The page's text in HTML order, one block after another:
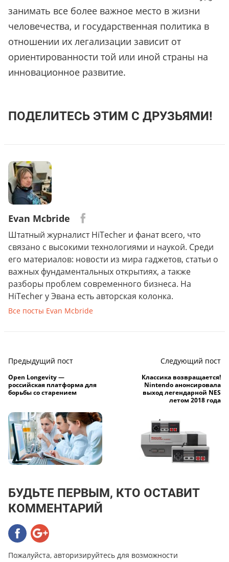
занимать все более важное место в жизни
человечества, и государственная политика в
отношении их легализации зависит от
ориентированности той или иной страны на
инновационное развитие.
ПОДЕЛИТЕСЬ ЭТИМ С ДРУЗЬЯМИ!
Evan Mcbride
Штатный журналист HiTecher и фанат всего, что
связано с высокими технологиями и наукой. Среди
его материалов: новости из мира гаджетов, статьи о
важных фундаментальных открытиях, а также
разборы проблем современного бизнеса. На
HiTecher у Эвана есть авторская колонка.
Все посты Evan Mcbride
Предыдущий пост
Open Longevity —
российская платформа для
борьбы со старением
Следующий пост
Классика возвращается!
Nintendo анонсировала
выход легендарной NES
летом 2018 года
БУДЬТЕ ПЕРВЫМ, КТО ОСТАВИТ
КОММЕНТАРИЙ
Пожалуйста, авторизируйтесь для возможности